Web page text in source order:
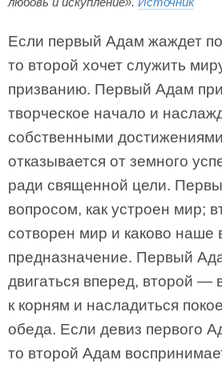
Если первый Адам жаждет
то второй хочет служить
призванию. Первый Адам
творческое начало и
собственными
отказывается от земного
ради священной цели.
вопросом, как устроен мир;
сотворен мир и каково наше
предназначение. Первый
двигаться вперед, второй —
к корням и насладиться
обеда. Если девиз первого
то второй Адам